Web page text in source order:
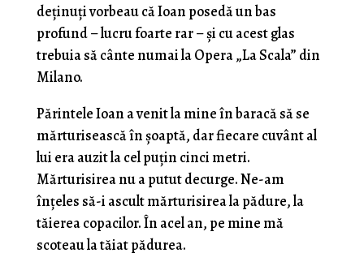
deţinuţi vorbeau că Ioan posedă un bas
profund – lucru foarte rar – şi cu acest glas
trebuia să cânte numai la Opera „La Scala” din
Milano.
Părintele Ioan a venit la mine în baracă să se
mărturisească în şoaptă, dar fiecare cuvânt al
lui era auzit la cel puţin cinci metri.
Mărturisirea nu a putut decurge. Ne-am
înţeles să-i ascult mărturisirea la pădure, la
tăierea copacilor. În acel an, pe mine mă
scoteau la tăiat pădurea.